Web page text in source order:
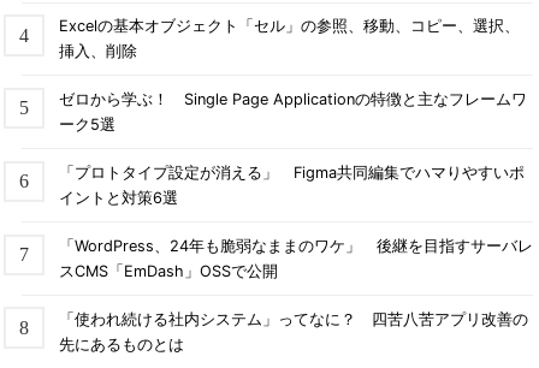
Excelの基本オブジェクト「セル」の参照、移動、コピー、選択、
挿入、削除
ゼロから学ぶ！ Single Page Applicationの特徴と主なフレームワ
ーク5選
「プロトタイプ設定が消える」 Figma共同編集でハマりやすいポ
イントと対策6選
「WordPress、24年も脆弱なままのワケ」 後継を目指すサーバレ
スCMS「EmDash」OSSで公開
「使われ続ける社内システム」ってなに？ 四苦八苦アプリ改善の
先にあるものとは